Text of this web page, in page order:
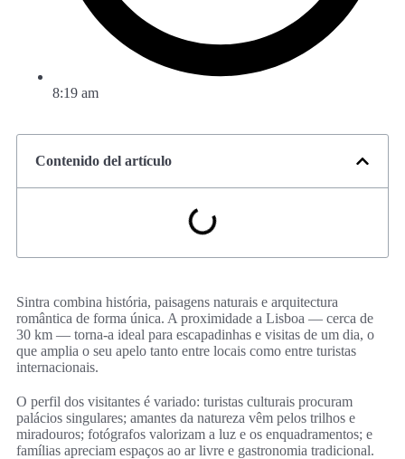
8:19 am
Contenido del artículo
Sintra combina história, paisagens naturais e arquitectura
romântica de forma única. A proximidade a Lisboa — cerca de
30 km — torna-a ideal para escapadinhas e visitas de um dia, o
que amplia o seu apelo tanto entre locais como entre turistas
internacionais.
O perfil dos visitantes é variado: turistas culturais procuram
palácios singulares; amantes da natureza vêm pelos trilhos e
miradouros; fotógrafos valorizam a luz e os enquadramentos; e
famílias apreciam espaços ao ar livre e gastronomia tradicional.